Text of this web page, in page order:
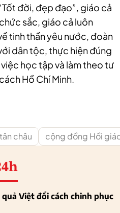
đời, đẹp đạo”, giáo cả
sắc, giáo cả luôn
tinh thần yêu nước, đoàn
dân tộc, thực hiện đúng
học tập và làm theo tư
Hồ Chí Minh.
châu cộng đồng Hồi
quả Việt đổi cách chinh phục